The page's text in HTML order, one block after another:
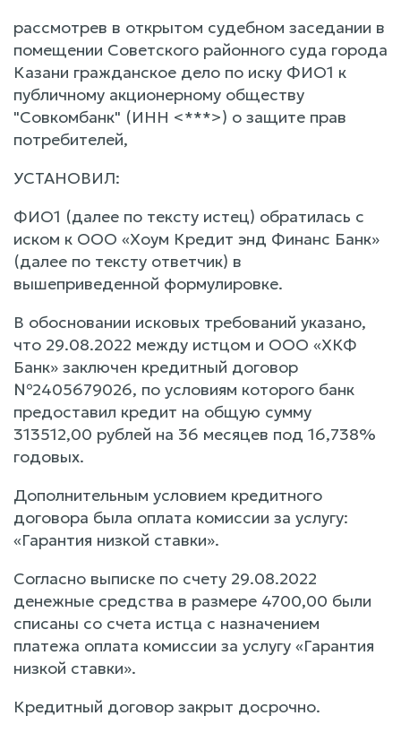
рассмотрев в открытом судебном заседании в
помещении Советского районного суда города
Казани гражданское дело по иску ФИО1 к
публичному акционерному обществу
"Совкомбанк" (ИНН <***>) о защите прав
потребителей,
УСТАНОВИЛ:
ФИО1 (далее по тексту истец) обратилась с
иском к ООО «Хоум Кредит энд Финанс Банк»
(далее по тексту ответчик) в
вышеприведенной формулировке.
В обосновании исковых требований указано,
что 29.08.2022 между истцом и ООО «ХКФ
Банк» заключен кредитный договор
№2405679026, по условиям которого банк
предоставил кредит на общую сумму
313512,00 рублей на 36 месяцев под 16,738%
годовых.
Дополнительным условием кредитного
договора была оплата комиссии за услугу:
«Гарантия низкой ставки».
Согласно выписке по счету 29.08.2022
денежные средства в размере 4700,00 были
списаны со счета истца с назначением
платежа оплата комиссии за услугу «Гарантия
низкой ставки».
Кредитный договор закрыт досрочно.